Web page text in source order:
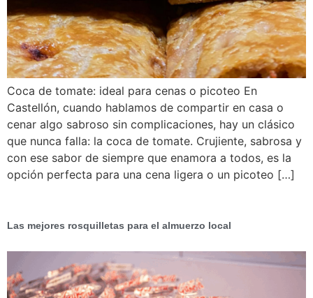
Coca de tomate: ideal para cenas o picoteo En
Castellón, cuando hablamos de compartir en casa o
cenar algo sabroso sin complicaciones, hay un clásico
que nunca falla: la coca de tomate. Crujiente, sabrosa y
con ese sabor de siempre que enamora a todos, es la
opción perfecta para una cena ligera o un picoteo […]
Las mejores rosquilletas para el almuerzo local